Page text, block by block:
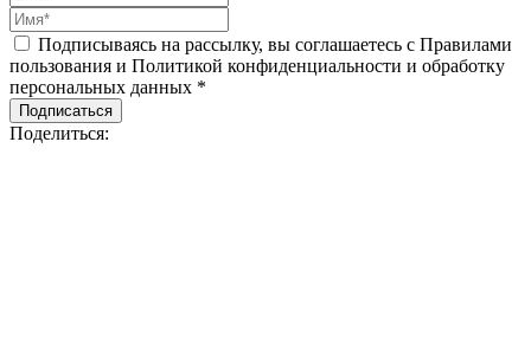
Подписываясь на рассылку, вы соглашаетесь с Правилами
пользования и Политикой конфиденциальности и обработку
персональных данных *
Подписаться
Поделиться: